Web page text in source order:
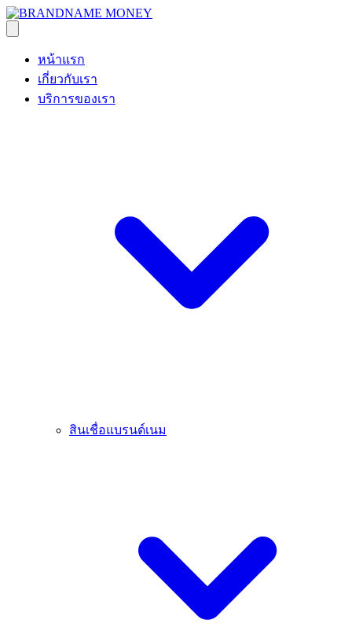
หน้าแรก
เกี่ยวกับเรา
บริการของเรา
สินเชื่อแบรนด์เนม